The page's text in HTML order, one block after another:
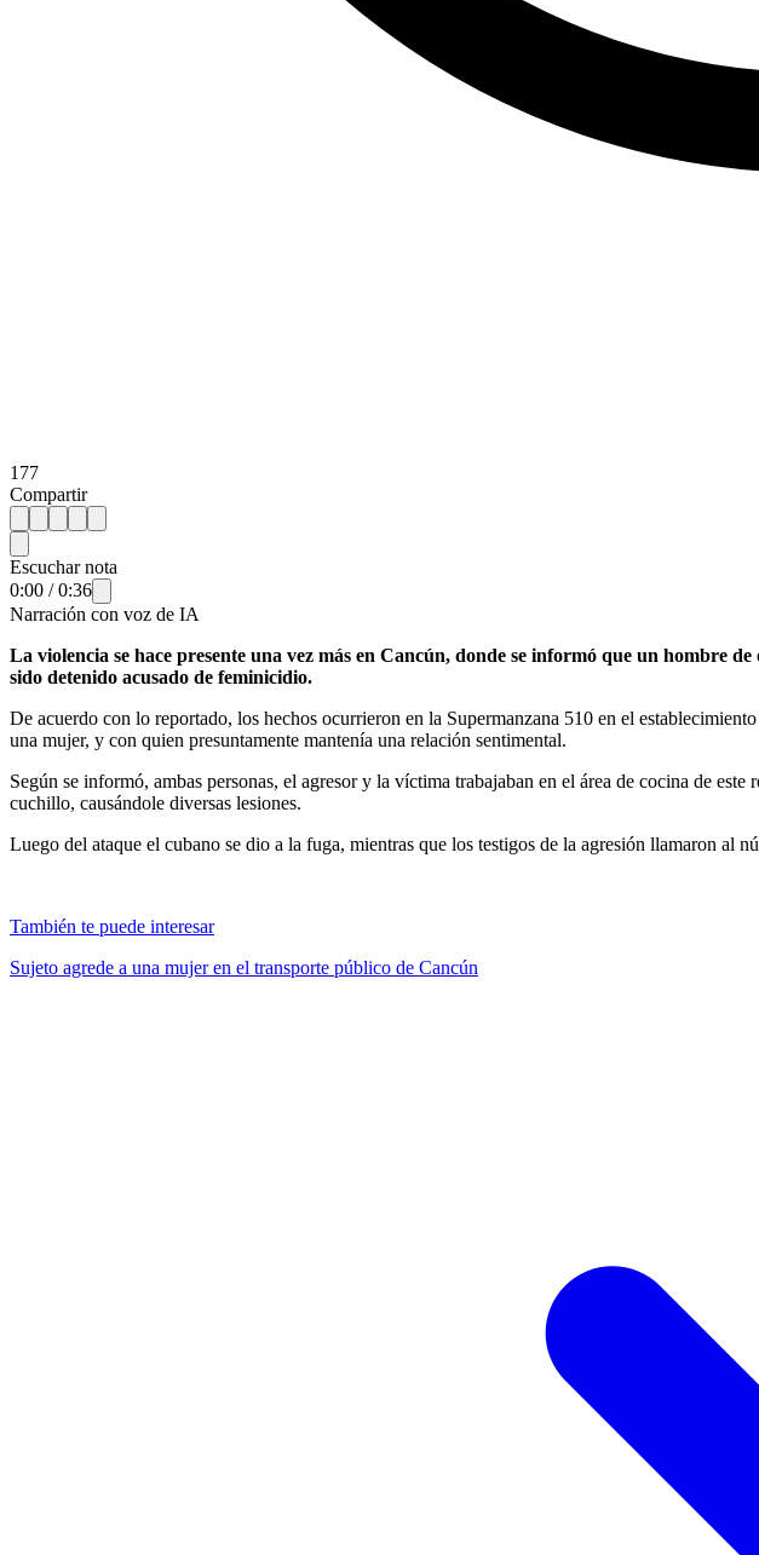
177
Compartir
Escuchar nota
0:00 /0:36
Narración con voz de IA
La violencia se hace presente una vez más en Cancún, donde se informó que un hombre
sido detenido acusado de feminicidio.
De acuerdo con lo reportado, los hechos ocurrieron en la Supermanzana 510 en el
una mujer, y con quien presuntamente mantenía una relación sentimental.
Según se informó, ambas personas, el agresor y la víctima trabajaban en el área de cocina de este
cuchillo, causándole diversas lesiones.
Luego del ataque el cubano se dio a la fuga, mientras que los testigos de la agresión llamaron al
También te puede interesar
Sujeto agrede a una mujer en el transporte público de Cancún